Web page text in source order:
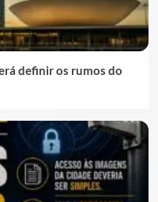
definir os rumos do